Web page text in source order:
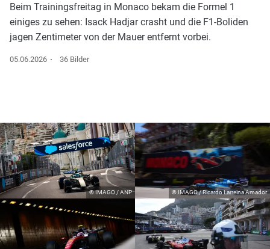
Beim Trainingsfreitag in Monaco bekam die Formel 1
einiges zu sehen: Isack Hadjar crasht und die F1-Boliden
jagen Zentimeter von der Mauer entfernt vorbei.
05.06.2026 36 Bilder